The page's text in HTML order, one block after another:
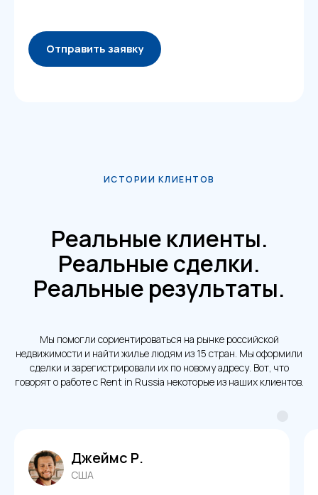
Отправить заявку
ИСТОРИИ КЛИЕНТОВ
Реальные клиенты.
Реальные сделки.
Реальные результаты.
Мы помогли сориентироваться на рынке российской
недвижимости и найти жилье людям из 15 стран. Мы оформили
сделки и зарегистрировали их по новому адресу. Вот, что
говорят о работе с Rent in Russia некоторые из наших клиентов.
Маркус Х.
Германия